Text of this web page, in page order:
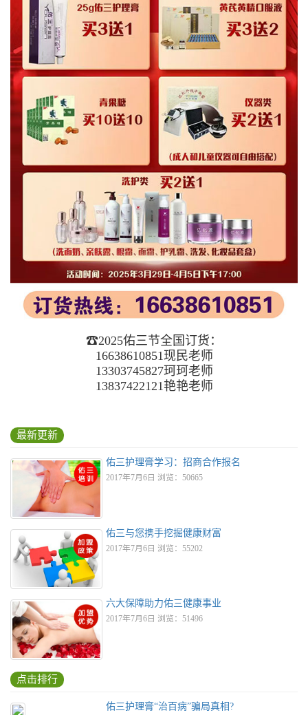
☎2025佑三节全国订货：
16638610851现民老师
13303745827珂珂老师
13837422121艳艳老师
最新更新
佑三护理膏学习：招商合作报名
2017年7月6日 浏览：50665
佑三与您携手挖掘健康财富
2017年7月6日 浏览：55202
六大保障助力佑三健康事业
2017年7月6日 浏览：51496
点击排行
佑三护理膏“治百病”骗局真相?